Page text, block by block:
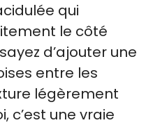
qui
le côté
d’ajouter une
entre les
légèrement
c’est une vraie